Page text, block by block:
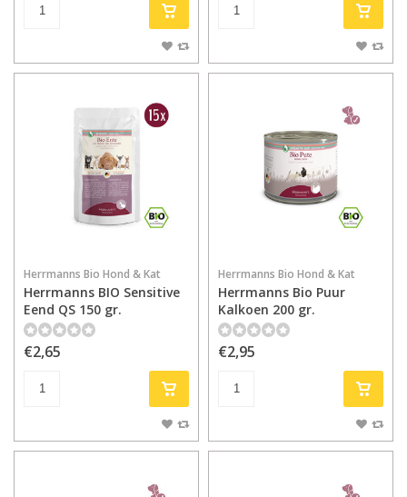
Herrmanns Bio Hond & Kat
Herrmanns BIO Sensitive
Eend QS 150 gr.
€2,65
Herrmanns Bio Hond & Kat
Herrmanns Bio Puur
Kalkoen 200 gr.
€2,95